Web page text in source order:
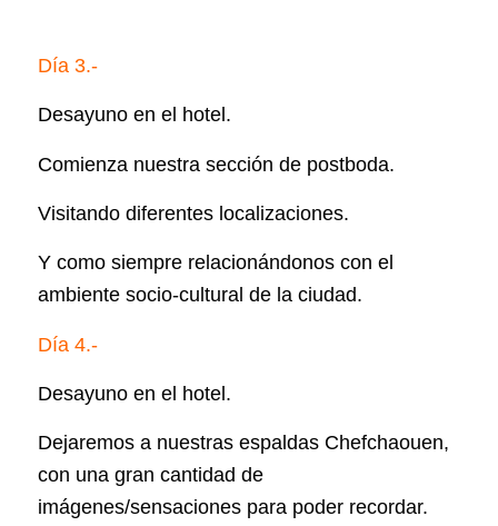
Día 3.-
Desayuno en el hotel.
Comienza nuestra sección de postboda.
Visitando diferentes localizaciones.
Y como siempre relacionándonos con el
ambiente socio-cultural de la ciudad.
Día 4.-
Desayuno en el hotel.
Dejaremos a nuestras espaldas Chefchaouen,
con una gran cantidad de
imágenes/sensaciones para poder recordar.